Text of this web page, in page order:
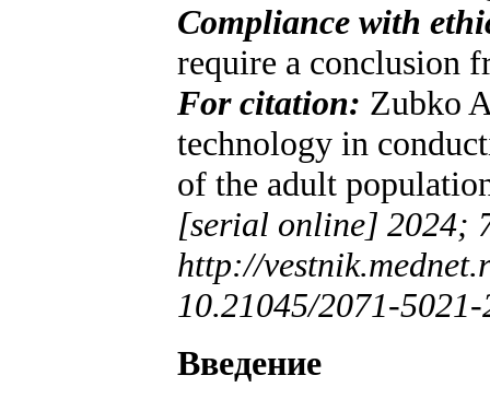
Compliance with
require a conclusion
For citation: Zubko
technology in
of the adult
[serial online] 2024;
http://
10.21045/2071-
Введение